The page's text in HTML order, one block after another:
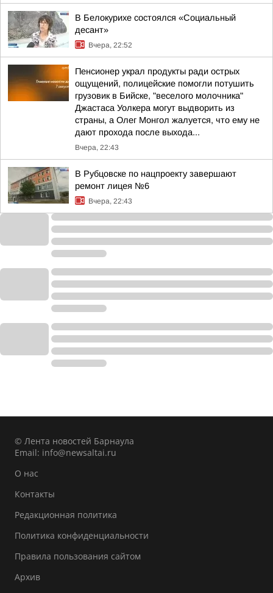
В Белокурихе состоялся «Социальный
десант»
Вчера, 22:52
Пенсионер украл продукты ради острых
ощущений, полицейские помогли потушить
грузовик в Бийске, "веселого молочника"
Джастаса Уолкера могут выдворить из
страны, а Олег Монгол жалуется, что ему не
дают прохода после выхода...
Вчера, 22:43
В Рубцовске по нацпроекту завершают
ремонт лицея №6
Вчера, 22:43
© Лента новостей Барнаула
Email: info@newsaltai.ru
О нас
Контакты
Редакционная политика
Политика конфиденциальности
Правила пользования сайтом
Архив